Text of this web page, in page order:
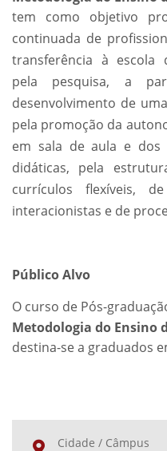
tem como objetivo
continuada de
transferência à escola
pela pesquisa, a
desenvolvimento de
pela promoção da
em sala de aula e dos
didáticas, pela
currículos flexíveis,
interacionistas e de
Público Alvo
O curso de Pós-
Metodologia do Ensino
destina-se a graduados
Cidade / Câmpus